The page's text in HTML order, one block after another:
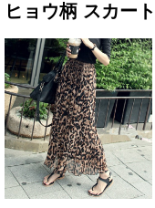
ヒョウ柄 スカート